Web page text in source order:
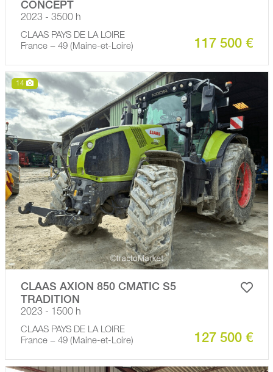
CONCEPT
2023 - 3500 h
CLAAS PAYS DE LA LOIRE
France − 49 (Maine-et-Loire)
117 500 €
14
CLAAS AXION 850 CMATIC S5
TRADITION
2023 - 1500 h
CLAAS PAYS DE LA LOIRE
France − 49 (Maine-et-Loire)
127 500 €